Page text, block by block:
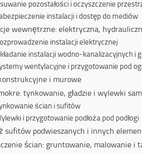
pozostałości i oczyszczenie
instalacji i dostęp do mediów
wewnętrzne: elektryczna,
instalacji elektrycznej
instalacji wodno-kanalizacyjnych i
wentylacyjne i przygotowanie pod
i murowe
tynkowanie, gładzie i wylewki
ścian i sufitów
i przygotowanie podłoża pod podłogi
sufitów podwieszanych i innych
ścian: gruntowanie, malowanie i